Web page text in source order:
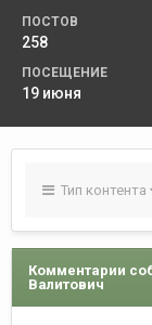
ПОСТОВ
258
ПОСЕЩЕНИЕ
19 июня
Тип контента
Комментарии
Валитович